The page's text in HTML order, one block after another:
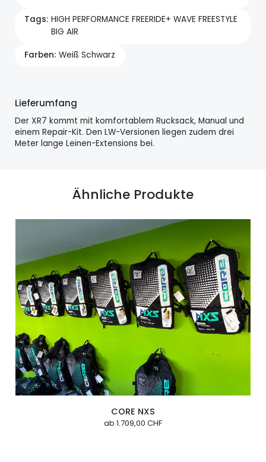
Tags HIGH PERFORMANCE FREERIDE+ WAVE FREESTYLE
BIG AIR
Farben Weiß Schwarz
Lieferumfang
Der XR7 kommt mit komfortablem Rucksack, Manual und
einem Repair-Kit. Den LW-Versionen liegen zudem drei
Meter lange Leinen-Extensions bei.
Ähnliche Produkte
CORE NXS
ab 1.709,00 CHF